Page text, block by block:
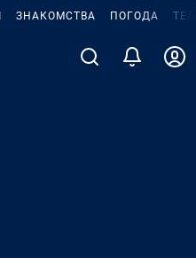
ЗНАКОМСТВА ПОГОДА